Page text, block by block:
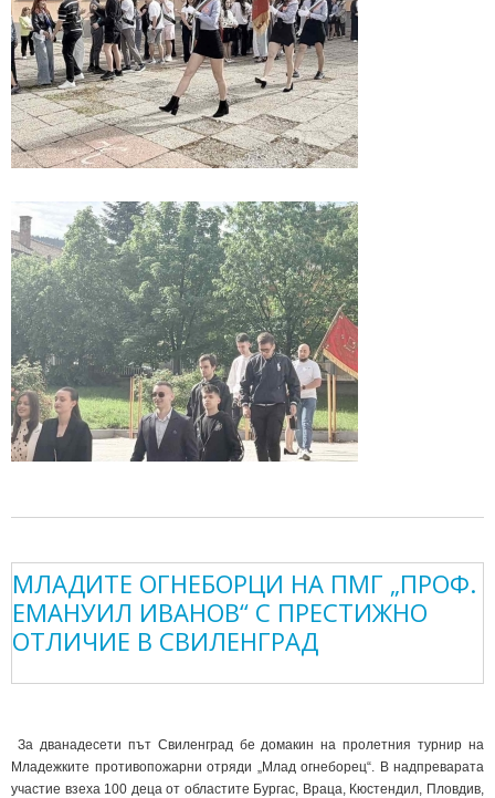
МЛАДИТЕ ОГНЕБОРЦИ НА ПМГ „ПРОФ.
ЕМАНУИЛ ИВАНОВ“ С ПРЕСТИЖНО
ОТЛИЧИЕ В СВИЛЕНГРАД
За дванадесети път Свиленград бе домакин на пролетния турнир на
Младежките противопожарни отряди „Млад огнеборец“. В надпреварата
участие взеха 100 деца от областите Бургас, Враца, Кюстендил, Пловдив,